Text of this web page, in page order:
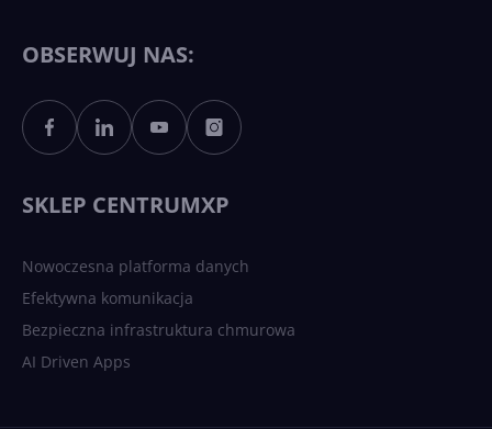
Sztuczna inteligencja po
polsku. Dość barier
OBSERWUJ NAS:
SKLEP CENTRUMXP
Nowoczesna platforma danych
Efektywna komunikacja
Bezpieczna infrastruktura chmurowa
AI Driven Apps